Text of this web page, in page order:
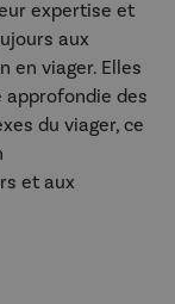
expertise et
aux
en viager. Elles
approfondie des
du viager, ce
et aux